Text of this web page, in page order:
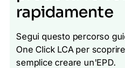
rapidamente
Segui questo percorso
One Click LCA per
semplice creare un'EPD.